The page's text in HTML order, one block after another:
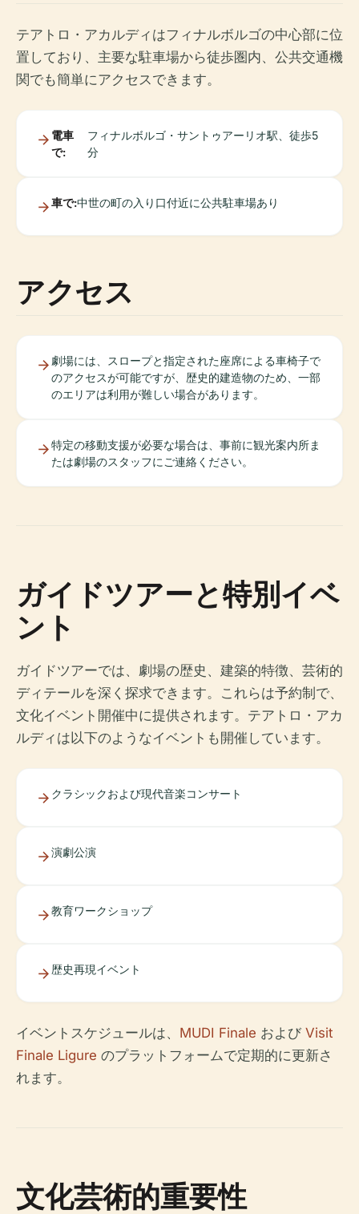
テアトロ・アカルディはフィナルボルゴの中心部に位
置しており、主要な駐車場から徒歩圏内、公共交通機
関でも簡単にアクセスできます。
電車
で:
フィナルボルゴ・サントゥアーリオ駅、徒歩5
分
車で:中世の町の入り口付近に公共駐車場あり
アクセス
劇場には、スロープと指定された座席による車椅子で
のアクセスが可能ですが、歴史的建造物のため、一部
のエリアは利用が難しい場合があります。
特定の移動支援が必要な場合は、事前に観光案内所ま
たは劇場のスタッフにご連絡ください。
ガイドツアーと特別イベ
ント
ガイドツアーでは、劇場の歴史、建築的特徴、芸術的
ディテールを深く探求できます。これらは予約制で、
文化イベント開催中に提供されます。テアトロ・アカ
ルディは以下のようなイベントも開催しています。
クラシックおよび現代音楽コンサート
演劇公演
教育ワークショップ
歴史再現イベント
イベントスケジュールは、 MUDI Finale および Visit
Finale Ligure のプラットフォームで定期的に更新さ
れます。
文化芸術的重要性